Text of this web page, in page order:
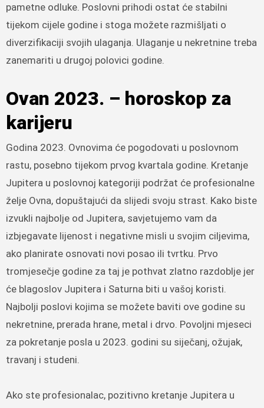
pametne odluke. Poslovni prihodi ostat će stabilni
tijekom cijele godine i stoga možete razmišljati o
diverzifikaciji svojih ulaganja. Ulaganje u nekretnine treba
zanemariti u drugoj polovici godine.
Ovan 2023. – horoskop za
karijeru
Godina 2023. Ovnovima će pogodovati u poslovnom
rastu, posebno tijekom prvog kvartala godine. Kretanje
Jupitera u poslovnoj kategoriji podržat će profesionalne
želje Ovna, dopuštajući da slijedi svoju strast. Kako biste
izvukli najbolje od Jupitera, savjetujemo vam da
izbjegavate lijenost i negativne misli u svojim ciljevima,
ako planirate osnovati novi posao ili tvrtku. Prvo
tromjesečje godine za taj je pothvat zlatno razdoblje jer
će blagoslov Jupitera i Saturna biti u vašoj koristi.
Najbolji poslovi kojima se možete baviti ove godine su
nekretnine, prerada hrane, metal i drvo. Povoljni mjeseci
za pokretanje posla u 2023. godini su siječanj, ožujak,
travanj i studeni.
Ako ste profesionalac, pozitivno kretanje Jupitera u